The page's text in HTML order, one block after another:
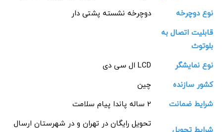
نوع دوچرخه
دوچرخه نشسته پشتی دار
قابلیت اتصال به
بلوتوث
نوع نمایشگر
LCD ال سی دی
کشور سازنده
چین
شرایط ضمانت
2 ساله پاندا پیام سلامت
تحویل رایگان در تهران و در شهرستان ارسال